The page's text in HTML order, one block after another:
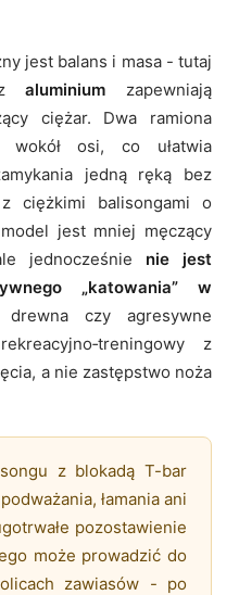
jest balans i masa - tutaj
zaluminium zapewniają
ciężar. Dwa ramiona
wokół osi, co ułatwia
jedną ręką bez
ciężkimi balisongami o
jest mniej męczący
jednocześnie nie jest
„katowania” w
czy agresywne
z
a nie zastępstwo noża
z blokadą T-bar
łamania ani
pozostawienie
może prowadzić do
zawiasów - po